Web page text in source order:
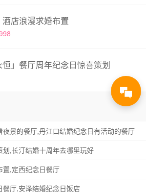
酒店浪漫求婚布置
恒」餐厅周年纪念日惊喜策划
景的餐厅,丹江口结婚纪念日有活动的餐厅
,长汀结婚十周年去哪里玩好
置,定西纪念日餐厅
餐厅,安泽结婚纪念日饭店